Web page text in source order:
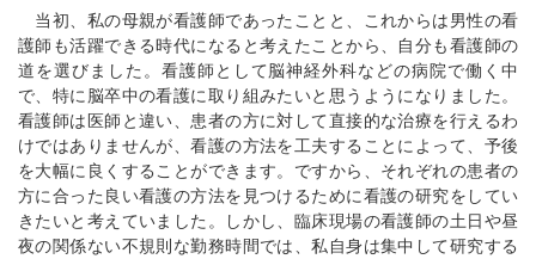
当初、私の母親が看護師であったことと、これからは男性の看
護師も活躍できる時代になると考えたことから、自分も看護師の
道を選びました。看護師として脳神経外科などの病院で働く中
で、特に脳卒中の看護に取り組みたいと思うようになりました。
看護師は医師と違い、患者の方に対して直接的な治療を行えるわ
けではありませんが、看護の方法を工夫することによって、予後
を大幅に良くすることができます。ですから、それぞれの患者の
方に合った良い看護の方法を見つけるために看護の研究をしてい
きたいと考えていました。しかし、臨床現場の看護師の土日や昼
夜の関係ない不規則な勤務時間では、私自身は集中して研究する